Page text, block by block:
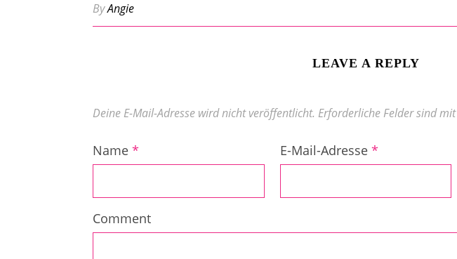
ByAngie
LEAVE A REPLY
Deine E-Mail-Adresse wird nicht veröffentlicht. Erforderliche Felder sind mit
Name * E-Mail-Adresse *
Comment